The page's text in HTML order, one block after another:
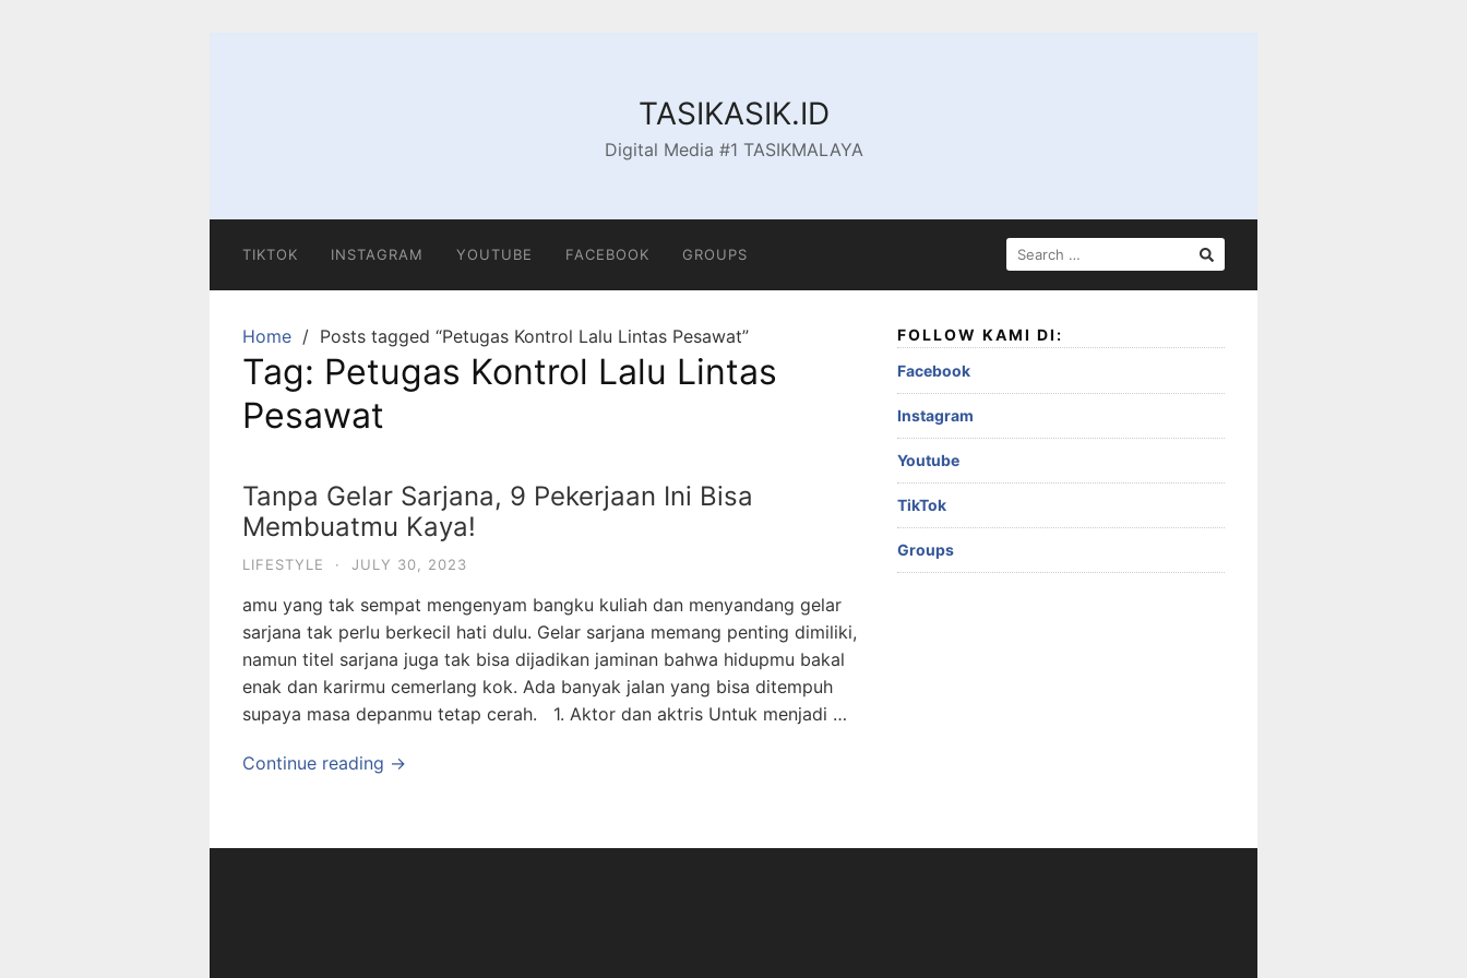
TASIKASIK.ID
Digital Media #1 TASIKMALAYA
TIKTOK INSTAGRAM YOUTUBE FACEBOOK GROUPS
SEARCH
FOR:
Home Posts tagged “Petugas Kontrol Lalu Lintas Pesawat”
Tag: Petugas Kontrol Lalu Lintas
Pesawat
Tanpa Gelar Sarjana, 9 Pekerjaan Ini Bisa
Membuatmu Kaya!
LIFESTYLE · JULY 30, 2023
amu yang tak sempat mengenyam bangku kuliah dan menyandang gelar
sarjana tak perlu berkecil hati dulu. Gelar sarjana memang penting dimiliki,
namun titel sarjana juga tak bisa dijadikan jaminan bahwa hidupmu bakal
enak dan karirmu cemerlang kok. Ada banyak jalan yang bisa ditempuh
supaya masa depanmu tetap cerah. 1. Aktor dan aktris Untuk menjadi …
Continue reading →
FOLLOW KAMI DI:
Facebook
Instagram
Youtube
TikTok
Groups